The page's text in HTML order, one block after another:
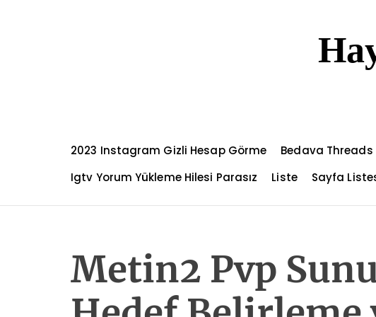
t
2023 Instagram Gizli Hesap Görme Bedava
Igtv Yorum Yükleme Hilesi Parasız
Liste Sayfa
Metin2 Pvp